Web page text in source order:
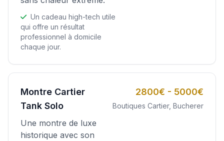
Un cadeau high-tech utile
qui offre un résultat
professionnel à domicile
chaque jour.
Montre Cartier
Tank Solo
Une montre de luxe
historique avec son
2800€ - 5000€
Boutiques Cartier, Bucherer